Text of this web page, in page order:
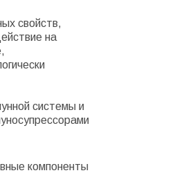
свойств,
на
системы и
компоненты